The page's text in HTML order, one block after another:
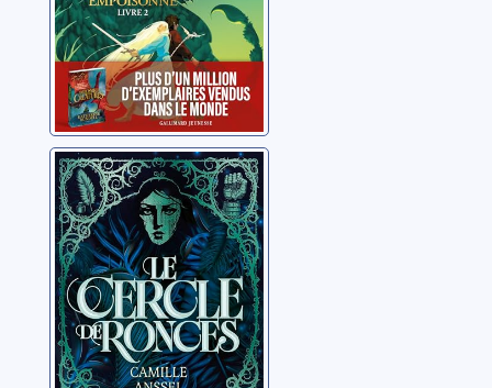
Le cercle de
ronces
Anssel, Camille